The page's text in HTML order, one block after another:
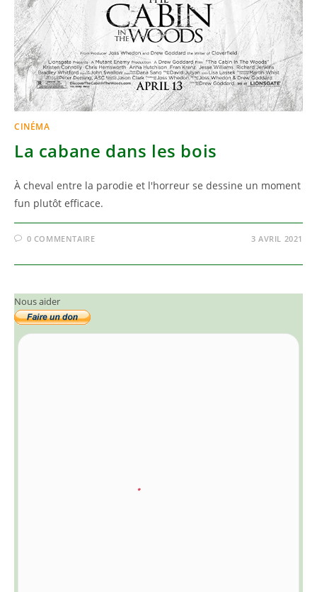
CINÉMA
La cabane dans les bois
À cheval entre la parodie et l'horreur se dessine un moment
fun plutôt efficace.
0 COMMENTAIRE 3 AVRIL 2021
Nous aider